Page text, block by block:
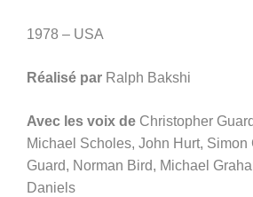
1978 – USA
Réalisé par Ralph Bakshi
Avec les voix de Christopher
Michael Scholes, John Hurt,
Guard, Norman Bird, Michael
Daniels